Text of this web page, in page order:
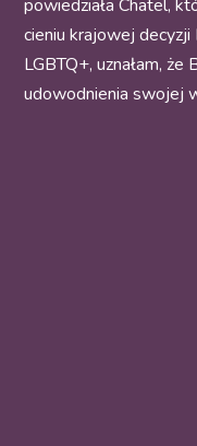
powiedziała Chatel,
cieniu krajowej
LGBTQ+, uznałam,
udowodnienia swojej